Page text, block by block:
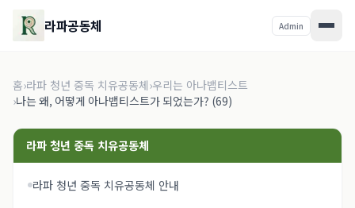
라파공동체 Admin
홈›라파 청년 중독 치유공동체›우리는 아나뱁티스트
›나는 왜, 어떻게 아나뱁티스트가 되었는가? (69)
라파 청년 중독 치유공동체
라파 청년 중독 치유공동체 안내